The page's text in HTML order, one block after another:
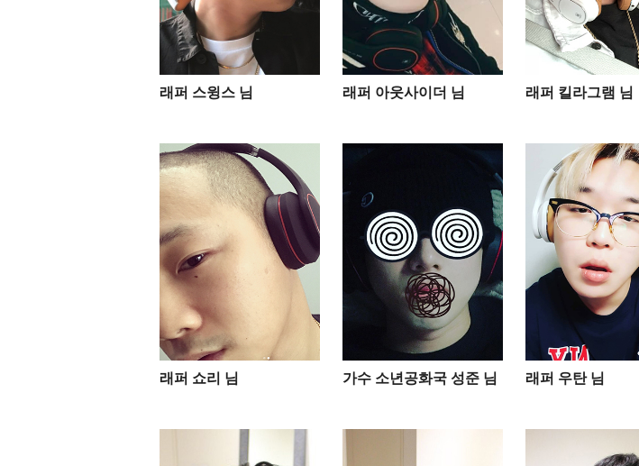
래퍼 스윙스 님 래퍼 아웃사이더 님 래퍼 킬라그램 님
래퍼 쇼리 님 가수 소년공화국 성준 님 래퍼 우탄 님